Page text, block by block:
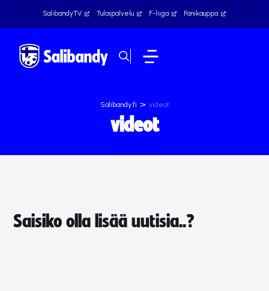
SalibandyTV Tulospalvelu F-liiga Fanikauppa
Salibandy.fi > videot
videot
Saisiko olla lisää uutisia..?